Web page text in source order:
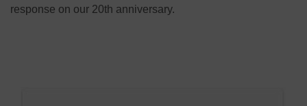
response on our 20th anniversary.